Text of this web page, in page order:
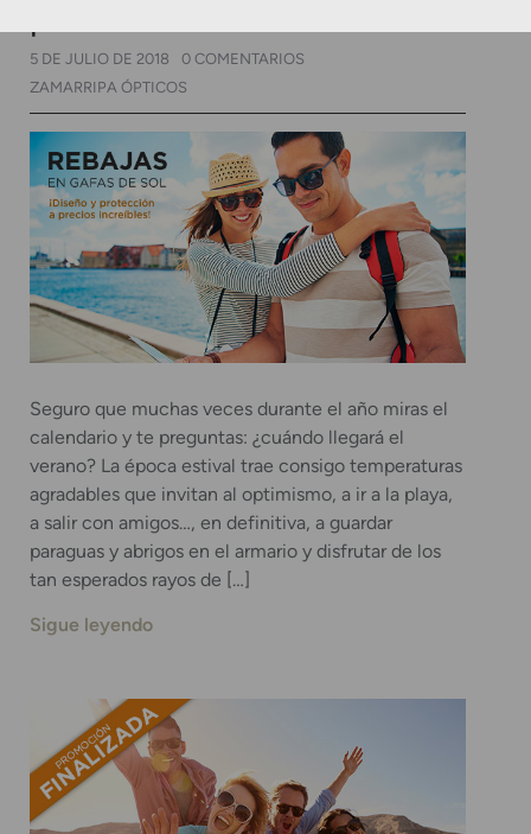
5 DE JULIO DE 2018
0 COMENTARIOS
ZAMARRIPA ÓPTICOS
Seguro que muchas veces durante el año miras el
calendario y te preguntas: ¿cuándo llegará el
verano? La época estival trae consigo temperaturas
agradables que invitan al optimismo, a ir a la playa,
a salir con amigos…, en definitiva, a guardar
paraguas y abrigos en el armario y disfrutar de los
tan esperados rayos de […]
Sigue leyendo